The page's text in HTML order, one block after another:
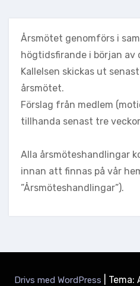
Årsmötet genomförs i
högtidsfirande i början av
Kallelsen skickas ut
årsmötet.
Förslag från medlem
tillhanda senast tre
Alla årsmöteshandlingar
innan att finnas på vår
”Årsmöteshandlingar”).
Drivs med WordPress Tema: